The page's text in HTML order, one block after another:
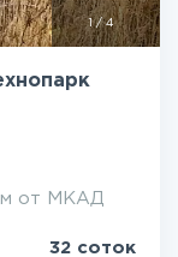
1/4
от МКАД
32 соток